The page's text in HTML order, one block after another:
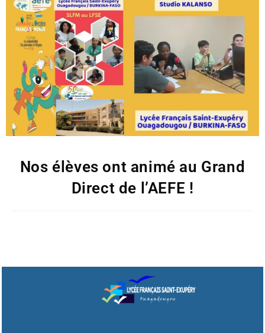
Nos élèves ont animé au Grand
Direct de l’AEFE !